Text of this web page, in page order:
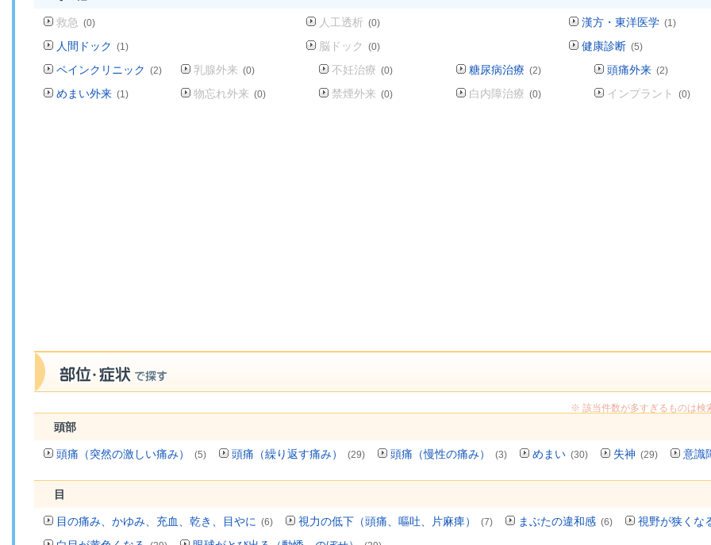
救急 (0) 人工透析 (0) 漢方・東洋医学 (1)
人間ドック (1) 脳ドック (0) 健康診断 (5)
ペインクリニック (2) 乳腺外来 (0) 不妊治療 (0) 糖尿病治療 (2) 頭痛外来 (2)
めまい外来 (1) 物忘れ外来 (0) 禁煙外来 (0) 白内障治療 (0) インプラント (0)
※ 該当件数が多すぎるものは検
頭部
頭痛（突然の激しい痛み） (5) 頭痛（繰り返す痛み） (29) 頭痛（慢性の痛み） (3) めまい (30) 失神 (29) 意識
目
目の痛み、かゆみ、充血、乾き、目やに (6) 視力の低下（頭痛、嘔吐、片麻痺） (7) まぶたの違和感 (6)
視野が狭くな